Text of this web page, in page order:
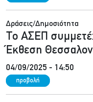
Δράσεις/Δημοσιότητα
Το ΑΣΕΠ
Έκθεση
04/09/2025 - 14:50
προβολή